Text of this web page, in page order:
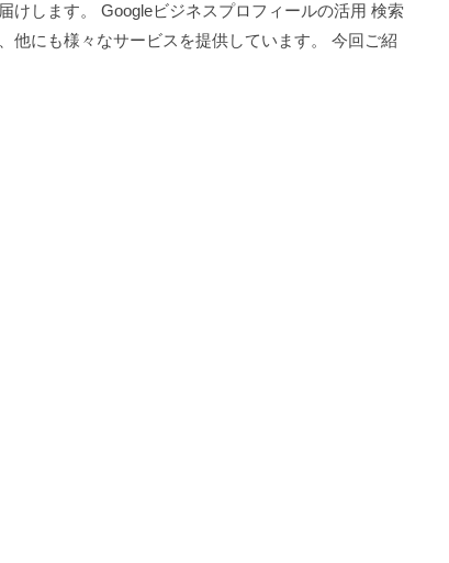
けします。 Googleビジネスプロフィールの活用 検索
他にも様々なサービスを提供しています。 今回ご紹